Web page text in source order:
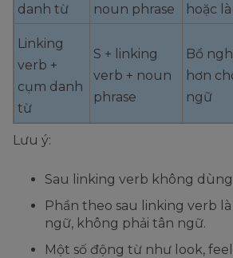
danh từ
noun phrase
hoặc
Linking
verb +
cụm danh
từ
S + linking
verb + noun
phrase
Bổ
hơn
ngữ
Lưu ý:
Sau linking verb không
Phần theo sau linking verb
ngữ, không phải tân ngữ.
Một số động từ như look,